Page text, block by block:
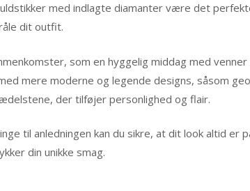
med indlagte diamanter være det
dit outfit.
som en hyggelig middag med
mere moderne og legende designs, såsom
der tilføjer personlighed og flair.
til anledningen kan du sikre, at dit look altid er
din unikke smag.